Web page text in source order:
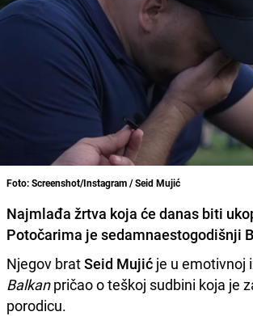
Foto: Screenshot/Instagram / Seid Mujić
Najmlađa žrtva koja će danas biti
Potočarima je sedamnaestogodišnji
Njegov bratSeid Mujić je u emotivnoj
Balkanpričao o teškoj sudbini koja je
porodicu.